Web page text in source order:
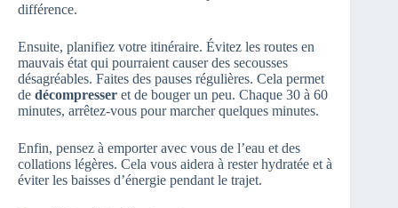
différence.
Ensuite, planifiez votre itinéraire. Évitez les routes en
mauvais état qui pourraient causer des secousses
désagréables. Faites des pauses régulières. Cela permet
de décompresser et de bouger un peu. Chaque 30 à 60
minutes, arrêtez-vous pour marcher quelques minutes.
Enfin, pensez à emporter avec vous de l’eau et des
collations légères. Cela vous aidera à rester hydratée et à
éviter les baisses d’énergie pendant le trajet.